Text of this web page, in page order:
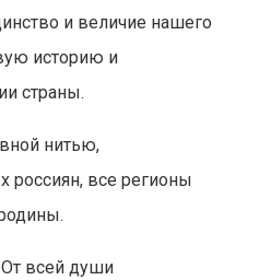
и величие нашего
историю и
страны.
нитью,
россиян, все регионы
всей души